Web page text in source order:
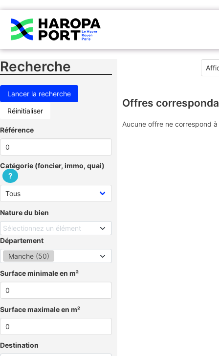
Recherche
Réinitialiser
Référence
Catégorie (foncier, immo, quai)
?
Nature du bien
Sélectionnez un élément
Département
Manche (50)
Surface minimale en m²
Surface maximale en m²
Destination
Offres
Aucune offre ne correspond